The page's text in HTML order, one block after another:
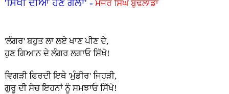
'ਸਿੱਖੀ ਦੀਆਂ ਹੋਣ ਗੱਲਾਂ' - ਮੇਜਰ ਸਿੰਘ ਬੁਢਲਾਡਾ
'ਲੰਗਰ' ਬਹੁਤ ਲਾ ਲ‌ਏ ਖਾਣ ਪੀਣ ਦੇ,
ਹੁਣ ਗਿਆਨ ਦੇ ਲੰਗਰ ਲਗਾਓ ਸਿੱਖੋ!
ਵਿਗੜੀ ਫਿਰਦੀ ਇਥੇ 'ਮੁੰਡੀਰ' ਜਿਹੜੀ,
ਗੁਰੂ ਦੀ ਸੋਚ ਇਹਨਾਂ ਨੂੰ ਸਮਝਾਓ ਸਿੱਖੋ!